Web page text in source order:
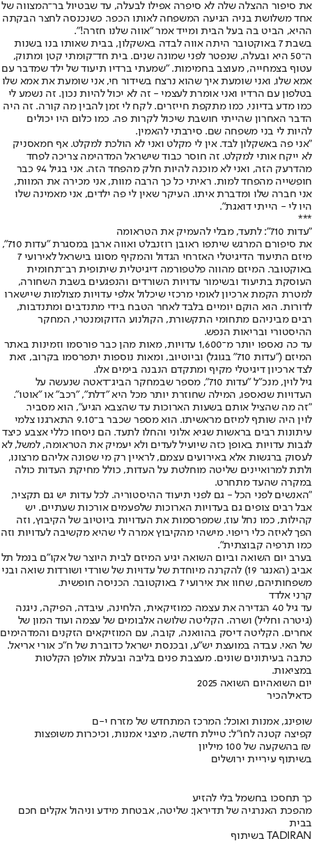
את סיפור ההצלה שלה לא סיפרה אפילו לבעלה, עד שבטיול בר־המצווה של
אחד משלושת בניה הגיעה המשפחה לאותו הכפר. כשנכנסה לחצר הבקתה
ההיא, הביט בה בעל הבית ומייד אמר "אווה שלנו חזרה!".
בשבת 7 באוקטובר היתה אווה לבדה באשקלון, בבית שאותו בנו בשנות
ה־50 היא ובעלה, שנפטר לפני שמונה שנים. בית חד־קומתי קטן ומתוק,
עטוף בצמחייה, מעוצב בחמימות. "שמעתי ברדיו תיעוד של ילד שמדבר עם
אמא שלו, ואני שומעת איך שהוא נרצח בשידור חי, אני שומעת את אמא שלו
בטלפון עם הרדיו ואני אומרת לעצמי - זה לא יכול להיות נכון. זה נשמע לי
כמו מדע בדיוני, כמו מתקפת חייזרים. לקח לי זמן להבין מה קורה. זה היה
הדבר האחרון שהייתי חושבת שיכול לקרות פה. כמו כלום היו יכולים
להיות לי בני משפחה שם. סירבתי להאמין.
"אני פה באשקלון לבד. אין לי מקלט ואני לא הולכת למקלט. אף חמאסניק
לא ייקח אותי למקלט. זה חוסר כבוד שישראל המדהימה צריכה לפחד
מהדרעק הזה, ואני לא מוכנה להיות חלק מהפחד הזה. אני בגיל 94 כבר
חופשייה מהפחד למות. ראיתי כל כך הרבה מוות, אני מכירה את המוות,
אני חברה שלו ומדברת איתו. העיקר שאין לי פה ילדים, אני מאמינה שלו
היו לי - הייתי דואגת".
***
"עדות 710": לתעד, מבלי להעמיק את הטראומה
את סיפורם המרגש שיתפו ראובן רוזנבלט ואווה ארבן במסגרת "עדות 710",
מיזם התיעוד הדיגיטלי האזרחי הגדול והמקיף מסוגו בישראל לאירועי 7
באוקטובר. המיזם מהווה פלטפורמה דיגיטלית שיתופית רב־תחומית
העוסקת בתיעוד ובשימור עדויות השורדים והנפגעים בשבת השחורה,
למטרת הקמת ארכיון לאומי מרכזי שיכלול אלפי עדויות מצולמות שיישארו
לדורות. הוא הוקם יומיים בלבד לאחר הטבח בידי מתנדבים ומתנדבות,
רבים מביניהם מתחומי התקשורת, הקולנוע הדוקומנטרי, המחקר
ההיסטורי ובריאות הנפש.
עד כה נאספו יותר מ־1,600 עדויות, מאות מהן כבר פורסמו וזמינות באתר
המיזם ("עדות 710" בגוגל) וביוטיוב, ומאות נוספות יתפרסמו בקרוב, זאת
לצד ארכיון דיגיטלי מקיף ומתקדם הנבנה בימים אלו.
גיל לוין, מנכ"ל "עדות 710", מספר שבמחקר הביג־דאטה שנעשה על
העדויות שנאספו, המילה שחוזרת יותר מכל היא "דלת", "רכב" או "אוטו".
"זה מה שהציל אותם בשעות הארוכות עד שהצבא הגיע", הוא מסביר.
לוין היה שותף למיזם מראשיתו. הוא מספר שכבר ב־9.10 התארגנו צלמי
עיתונות רבים בראשות שגיא אלוני והחלו לתעד. הם ניסחו כללי אצבע כיצד
לגבות עדויות באופן כזה שיועיל לעדים ולא יעמיק את הטראומה, למשל, לא
לעסוק ברגשות אלא באירועים עצמם, לראיין רק מי שפונה אליהם מרצונו,
ולתת למרואיינים שליטה מוחלטת על העדות, כולל מחיקת העדות כולה
במקרה שהעד מתחרט.
"האנשים לפני הכל - גם לפני תיעוד ההיסטוריה. לכל עדות יש גם תקציר,
אבל רבים צופים גם בעדויות הארוכות שלפעמים אורכות שעתיים. יש
קהילות, כמו נחל עוז, שמפרסמות את העדויות ביוטיוב של הקיבוץ, וזה
הפך לאיזה כלי ריפוי. מישהי מהקיבוץ אמרה לי שהיא מקשיבה לעדויות וזה
כמו תרפיה קבוצתית".
בערב יום השואה וביום השואה יגיע המיזם לבית היוצר של אקו"ם בנמל תל
אביב (האנגר 19) להקרנה מיוחדת של עדויות של שורדי ושורדות שואה ובני
משפחותיהם, שחוו את אירועי 7 באוקטובר. הכניסה חופשית.
קרני אלדד
עד גיל 40 הגדירה את עצמה כמוזיקאית, הלחינה, עיבדה, הפיקה, ניגנה
(גיטרה וחליל) ושרה. הקליטה שלושה אלבומים של עצמה ועוד המון של
אחרים. הקליטה דיסק בהוואנה, קובה, עם המוזיקאים הזקנים והמדהימים
של האי. עבדה במועצת יש"ע, ובכנסת ישראל כדוברת של ח"כ אורי אריאל.
כתבה בעיתונים שונים. מעצבת פנים בליבה ובעלת אולפן הקלטות
במציאות.
יום השואהיום השואה 2025
כדאילהכיר
שופינג, אמנות ואוכל: המרכז המתחדש של מזרח י-ם
קפיצה קטנה לחו"ל: טיילת חדשה, מיצגי אמנות, וכיכרות משופצות
בהשקעה של 100 מיליון ₪
בשיתוף עיריית ירושלים
כך תחסכו בחשמל בלי להזיע
מהפכת האנרגיה של תדיראן: שליטה, אבטחת מידע וניהול אקלים חכם
בבית
בשיתוף TADIRAN